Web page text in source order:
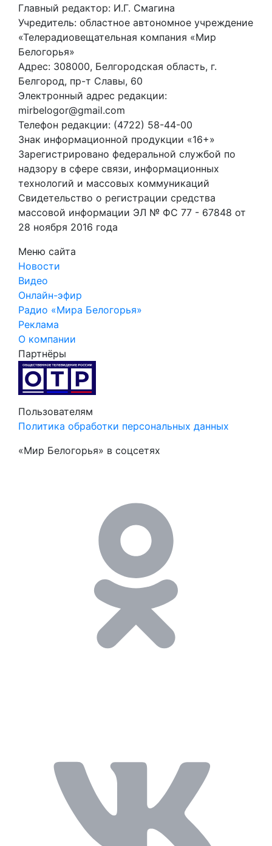
Главный редактор: И.Г. Смагина
Учредитель: областное автономное учреждение
«Телерадиовещательная компания «Мир
Белогорья»
Адрес: 308000, Белгородская область, г.
Белгород, пр-т Славы, 60
Электронный адрес редакции:
mirbelogor@gmail.com
Телефон редакции: (4722) 58-44-00
Знак информационной продукции «16+»
Зарегистрировано федеральной службой по
надзору в сфере связи, информационных
технологий и массовых коммуникаций
Свидетельство о регистрации средства
массовой информации ЭЛ № ФС 77 - 67848 от
28 ноября 2016 года
Меню сайта
Новости
Видео
Онлайн-эфир
Радио «Мира Белогорья»
Реклама
О компании
Партнёры
Пользователям
Политика обработки персональных данных
«Мир Белогорья» в соцсетях